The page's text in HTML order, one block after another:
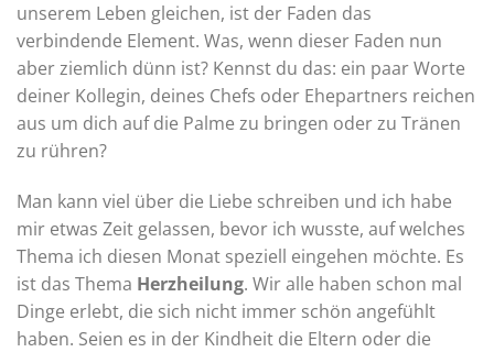
unserem Leben gleichen, ist der Faden das
verbindende Element. Was, wenn dieser Faden nun
aber ziemlich dünn ist? Kennst du das: ein paar Worte
deiner Kollegin, deines Chefs oder Ehepartners reichen
aus um dich auf die Palme zu bringen oder zu Tränen
zu rühren?
Man kann viel über die Liebe schreiben und ich habe
mir etwas Zeit gelassen, bevor ich wusste, auf welches
Thema ich diesen Monat speziell eingehen möchte. Es
ist das Thema Herzheilung. Wir alle haben schon mal
Dinge erlebt, die sich nicht immer schön angefühlt
haben. Seien es in der Kindheit die Eltern oder die